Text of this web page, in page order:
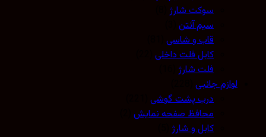
سوکت شارژ(8)
سیم آنتن(3)
قاب و شاسی(81)
کابل فلت داخلی(22)
فلت شارژ(16)
لوازم جانبی(228)
درب پشت گوشی(221)
محافظ صفحه نمایش(2)
کابل و شارژ(5)